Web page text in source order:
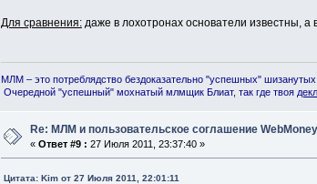
Для сравнения:даже в лохотронах основатели известны,
МЛМ – это потреблядство бездоказательно "успешных"
Очередной "успешный" мохнатый млмщик Блиат, так где твоя
Re: МЛМ и пользовательское соглашение WebMoney
«Ответ #9 : 27 Июля 2011, 23:37:40 »
Цитата: Kim от 27 Июля 2011, 22:01:11